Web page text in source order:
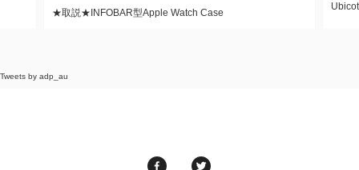
★取説★INFOBAR型Apple Watch Case
Tweets by adp_au